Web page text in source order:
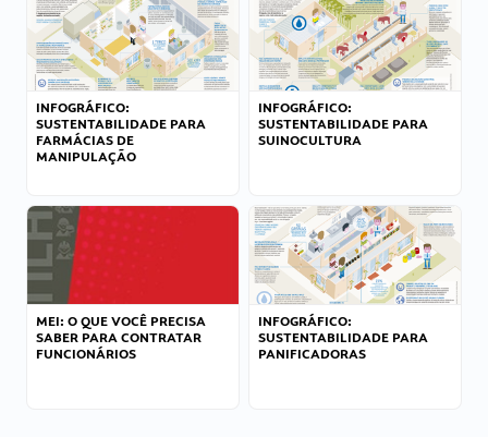
INFOGRÁFICO:
SUSTENTABILIDADE PARA
FARMÁCIAS DE
MANIPULAÇÃO
INFOGRÁFICO:
SUSTENTABILIDADE PARA
SUINOCULTURA
MEI: O QUE VOCÊ PRECISA
SABER PARA CONTRATAR
FUNCIONÁRIOS
INFOGRÁFICO:
SUSTENTABILIDADE PARA
PANIFICADORAS